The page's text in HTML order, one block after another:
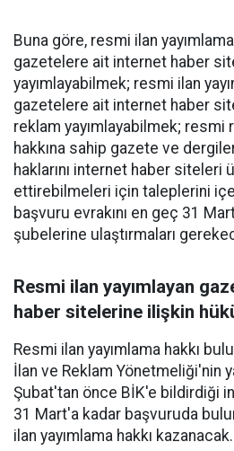
Buna göre, resmi ilan
gazetelere ait internet haber
yayımlayabilmek; resmi ilan
gazetelere ait internet haber
reklam yayımlayabilmek; resmi
hakkına sahip gazete ve
haklarını internet haber siteleri
ettirebilmeleri için taleplerini
başvuru evrakını en geç 31
şubelerine ulaştırmaları
Resmi ilan yayımlayan
haber sitelerine ilişkin
Resmi ilan yayımlama hakkı
İlan ve Reklam Yönetmeliği'nin
Şubat'tan önce BİK'e bildirdiği
31 Mart'a kadar başvuruda
ilan yayımlama hakkı kazanacak.